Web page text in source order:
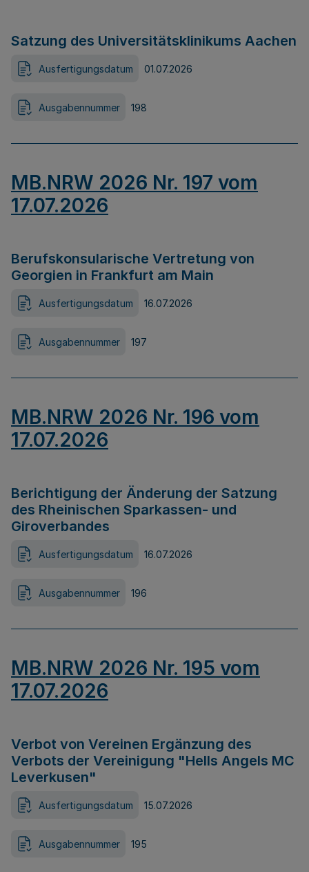
Satzung des Universitätsklinikums Aachen
Ausfertigungsdatum 01.07.2026
Ausgabennummer 198
MB.NRW 2026 Nr. 197 vom
17.07.2026
Berufskonsularische Vertretung von
Georgien in Frankfurt am Main
Ausfertigungsdatum 16.07.2026
Ausgabennummer 197
MB.NRW 2026 Nr. 196 vom
17.07.2026
Berichtigung der Änderung der Satzung
des Rheinischen Sparkassen- und
Giroverbandes
Ausfertigungsdatum 16.07.2026
Ausgabennummer 196
MB.NRW 2026 Nr. 195 vom
17.07.2026
Verbot von Vereinen Ergänzung des
Verbots der Vereinigung "Hells Angels MC
Leverkusen"
Ausfertigungsdatum 15.07.2026
Ausgabennummer 195